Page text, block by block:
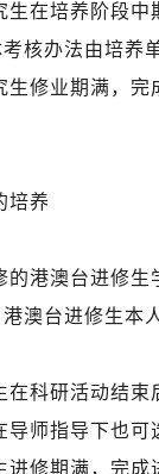
生在培养阶段
核办法由培养
生修业期满，
培养
的港澳台进修
澳台进修生本
在科研活动结
导师指导下也可
进修期满，完